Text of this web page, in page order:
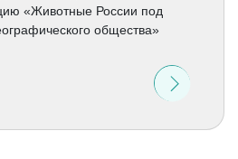
«Животные России под
общества»